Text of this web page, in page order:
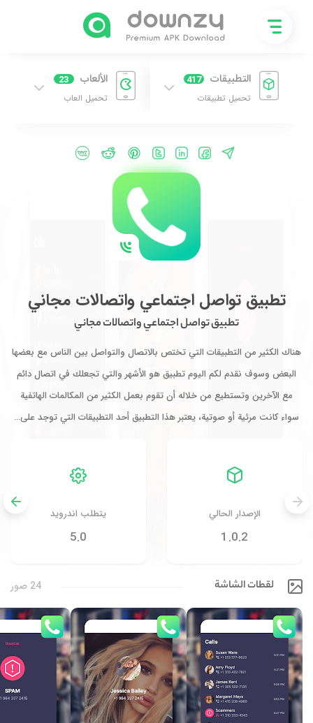
التطبيقات 417
تحميل تطبيقات
الألعاب 23
تحميل العاب
تطبيق تواصل اجتماعي واتصالات مجاني
تطبيق تواصل اجتماعي واتصالات مجاني
هناك الكثير من التطبيقات التي تختص بالاتصال والتواصل بين الناس مع بعضها
البعض وسوف نقدم لكم اليوم تطبيق هو الأشهر والتي تجعلك في اتصال دائم
مع الآخرين وتستطيع من خلاله أن تقوم بعمل الكثير من المكالمات الهاتفية
سواء كانت مرئية أو صوتية، يعتبر هذا التطبيق أحد التطبيقات التي توجد على…
الإصدار الحالي
1.0.2
يتطلب اندرويد
5.0
لقطات الشاشة 24 صور